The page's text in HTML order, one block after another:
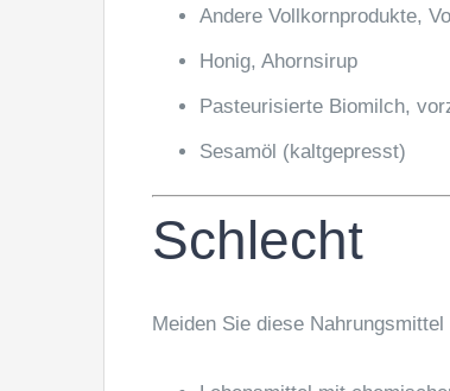
Andere Vollkornprodukte,
Honig, Ahornsirup
Pasteurisierte Biomilch,
Sesamöl (kaltgepresst)
Schlecht
Meiden Sie diese Nahrungsmittel